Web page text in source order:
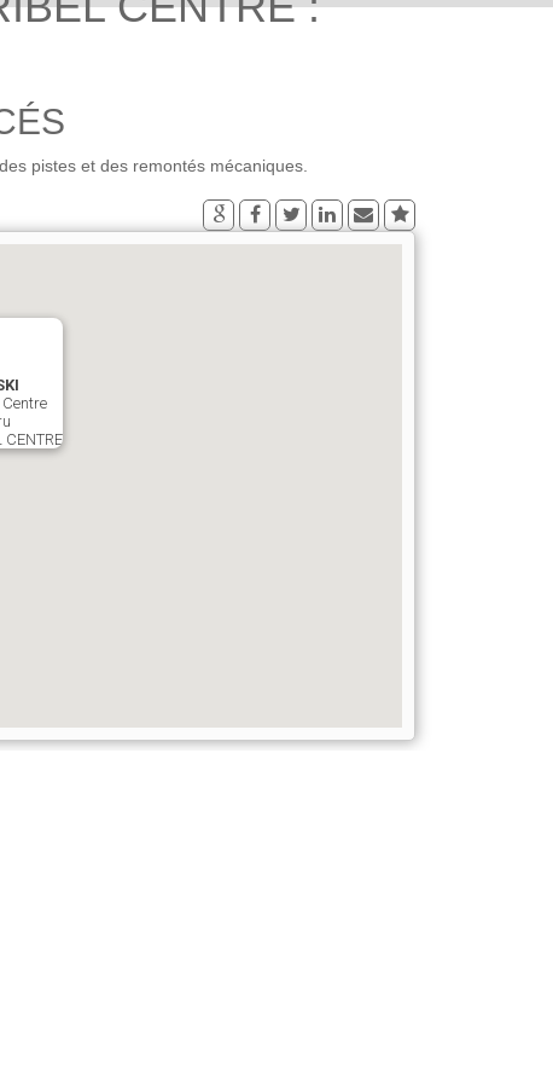
pistes et des remontés mécaniques.
CENTRE